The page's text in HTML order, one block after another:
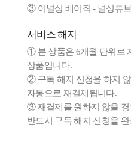
③ 이널싱 베이직 - 널싱튜
서비스 해지
① 본 상품은 6개월 단위로
상품입니다.
② 구독 해지 신청을 하지
자동으로 재결제됩니다.
③ 재결제를 원하지 않을 경
반드시 구독 해지 신청을